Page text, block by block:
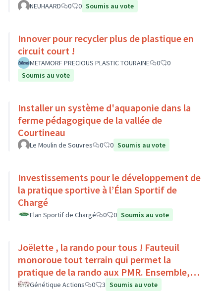
NEUHAARD 0 0 Soumis au vote
Innover pour recycler plus de plastique en
circuit court !
METAMORF PRECIOUS PLASTIC TOURAINE 0
0
Soumis au vote
Installer un système d'aquaponie dans la
ferme pédagogique de la vallée de
Courtineau
Le Moulin de Souvres 0 0 Soumis au vote
Investissements pour le développement de
la pratique sportive à l’Élan Sportif de
Chargé
Elan Sportif de Chargé 0 0 Soumis au vote
Joëlette , la rando pour tous ! Fauteuil
monoroue tout terrain qui permet la
pratique de la rando aux PMR. Ensemble,
faisons du sport :)
Génétique Actions 0 3 Soumis au vote